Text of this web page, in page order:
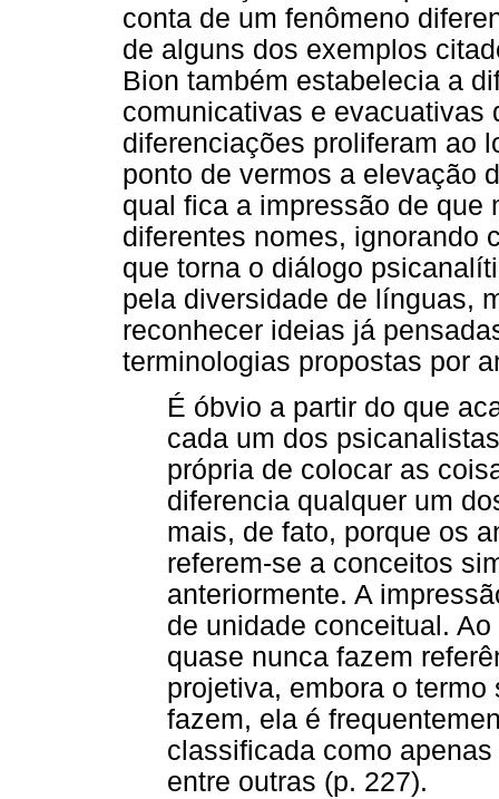
conta de um fenômeno
de alguns dos exemplos
Bion também estabelecia a
comunicativas e evacuativas
diferenciações proliferam ao
ponto de vermos a elevação
qual fica a impressão de que
diferentes nomes, ignorando
que torna o diálogo
pela diversidade de línguas,
reconhecer ideias já
terminologias propostas por
É óbvio a partir do que
cada um dos
própria de colocar as
diferencia qualquer um
mais, de fato, porque os
referem-se a conceitos
anteriormente. A
de unidade conceitual.
quase nunca fazem
projetiva, embora o
fazem, ela é
classificada como
entre outras (p. 227).